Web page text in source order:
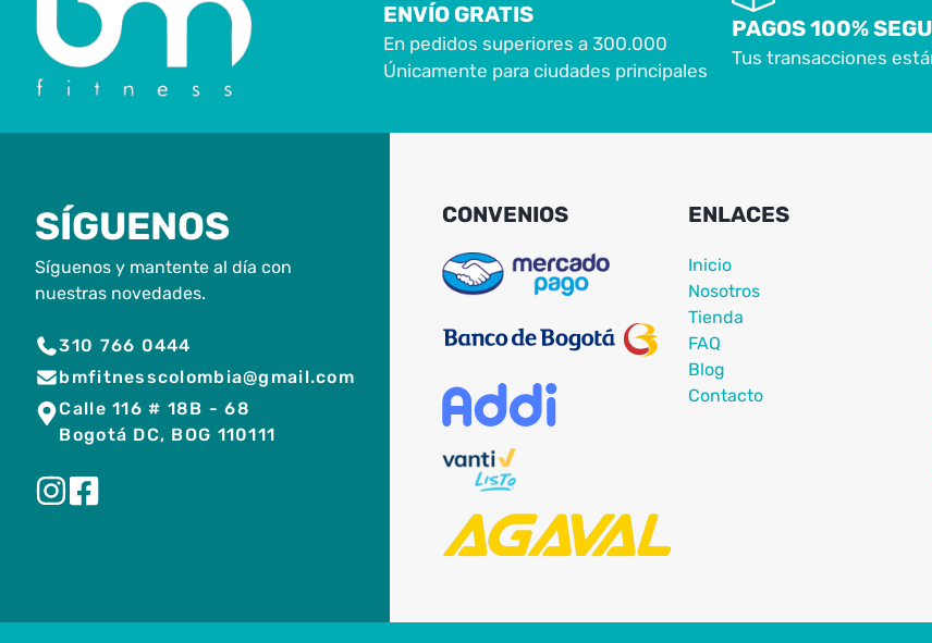
ENVÍO GRATIS
En pedidos superiores a 300.000
Únicamente para ciudades principales
PAGOS 100%
Tus transacciones
SÍGUENOS
Síguenos y mantente al día con
nuestras novedades.
310 766 0444
bmfitnesscolombia@gmail.com
Calle 116 # 18B - 68
Bogotá DC, BOG 110111
CONVENIOS ENLACES
Inicio
Nosotros
Tienda
FAQ
Blog
Contacto